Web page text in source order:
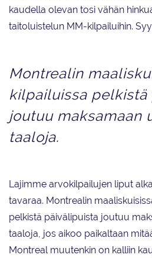
kaudella olevan tosi vähän
taitoluistelun MM-kilpailuihin.
Montrealin
kilpailuissa
joutuu maksamaan
taaloja.
Lajimme arvokilpailujen liput
tavaraa. Montrealin
pelkistä päivälipuista joutuu
taaloja, jos aikoo paikaltaan
Montreal muutenkin on kalliin